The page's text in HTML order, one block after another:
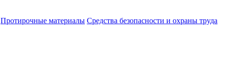
Протирочные материалы Средства безопасности и охраны труда